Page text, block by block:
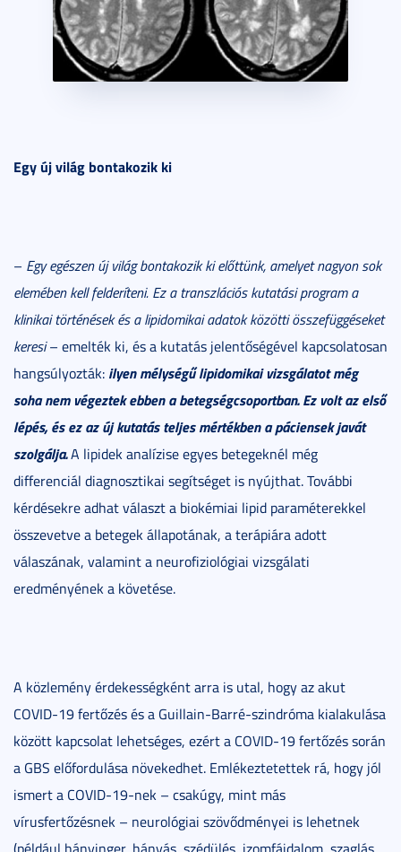
Egy új világ bontakozik ki
– Egy egészen új világ bontakozik ki előttünk, amelyet nagyon sok
elemében kell felderíteni. Ez a transzlációs kutatási program a
klinikai történések és a lipidomikai adatok közötti összefüggéseket
keresi– emelték ki, és a kutatás jelentőségével kapcsolatosan
hangsúlyozták: ilyen mélységű lipidomikai vizsgálatot még
soha nem végeztek ebben a betegségcsoportban. Ez volt az első
lépés, és ez az új kutatás teljes mértékben a páciensek javát
szolgálja.A lipidek analízise egyes betegeknél még
differenciál diagnosztikai segítséget is nyújthat. További
kérdésekre adhat választ a biokémiai lipid paraméterekkel
összevetve a betegek állapotának, a terápiára adott
válaszának, valamint a neurofiziológiai vizsgálati
eredményének a követése.
A közlemény érdekességként arra is utal, hogy az akut
COVID-19 fertőzés és a Guillain-Barré-szindróma kialakulása
között kapcsolat lehetséges, ezért a COVID-19 fertőzés során
a GBS előfordulása növekedhet. Emlékeztetettek rá, hogy jól
ismert a COVID-19-nek – csakúgy, mint más
vírusfertőzésnek – neurológiai szövődményei is lehetnek